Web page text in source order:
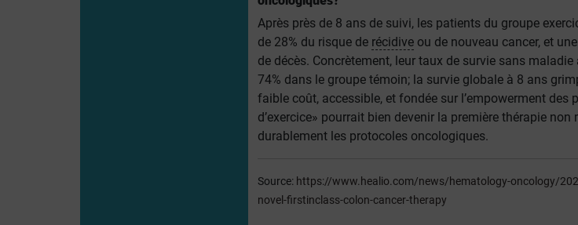
Après près de 8 ans de suivi, les patients du groupe
de 28% du risque de récidiveou de nouveau cancer, et
de décès. Concrètement, leur taux de survie sans
74% dans le groupe témoin; la survie globale à 8 ans
faible coût, accessible, et fondée sur l’empowerment des
d’exercice» pourrait bien devenir la première thérapie
durablement les protocoles oncologiques.
Source: https://www.healio.com/news/hematology-oncology/
novel-firstinclass-colon-cancer-therapy